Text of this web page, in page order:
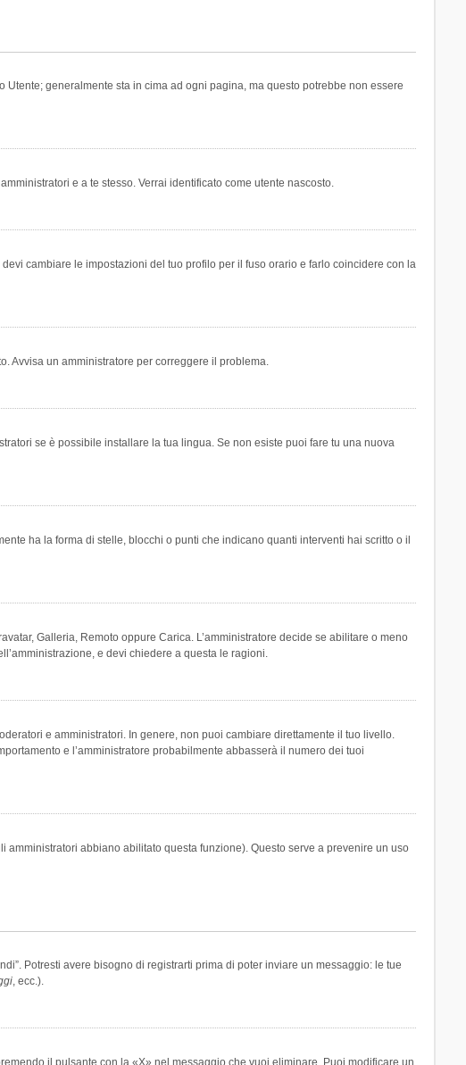
generalmente sta in cima ad ogni pagina, ma questo potrebbe non essere
e a te stesso. Verrai identificato come utente nascosto.
cambiare le impostazioni del tuo profilo per il fuso orario e farlo coincidere con la
Avvisa un amministratore per correggere il problema.
se è possibile installare la tua lingua. Se non esiste puoi fare tu una nuova
ha la forma di stelle, blocchi o punti che indicano quanti interventi hai scritto o il
Galleria, Remoto oppure Carica. L’amministratore decide se abilitare o meno
e devi chiedere a questa le ragioni.
e amministratori. In genere, non puoi cambiare direttamente il tuo livello.
e l’amministratore probabilmente abbasserà il numero dei tuoi
abbiano abilitato questa funzione). Questo serve a prevenire un uso
Potresti avere bisogno di registrarti prima di poter inviare un messaggio: le tue
, ecc.).
il pulsante con la «X» nel messaggio che vuoi eliminare. Puoi modificare un